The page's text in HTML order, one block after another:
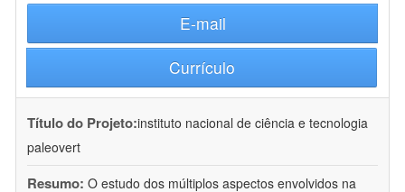
E-mail
Currículo
Título do Projeto:instituto nacional de ciência e tecnologia
paleovert
Resumo: O estudo dos múltiplos aspectos envolvidos na